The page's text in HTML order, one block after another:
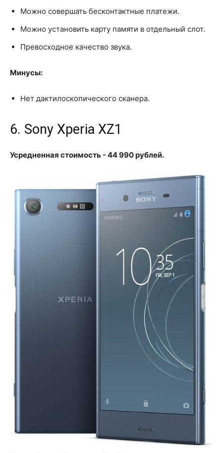
Можно совершать бесконтактные платежи.
Можно установить карту памяти в отдельный слот.
Превосходное качество звука.
Минусы:
Нет дактилоскопического сканера.
6. Sony Xperia XZ1
Усредненная стоимость - 44 990 рублей.